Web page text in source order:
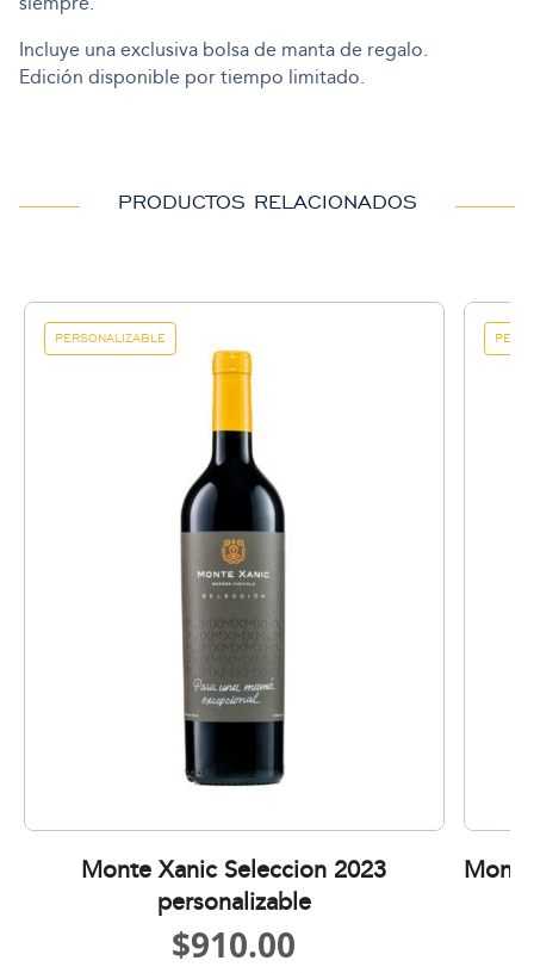
Incluye una exclusiva bolsa de manta de regalo.
Edición disponible por tiempo limitado.
PRODUCTOS RELACIONADOS
Monte Xanic Seleccion 2023
personalizable
$910.00